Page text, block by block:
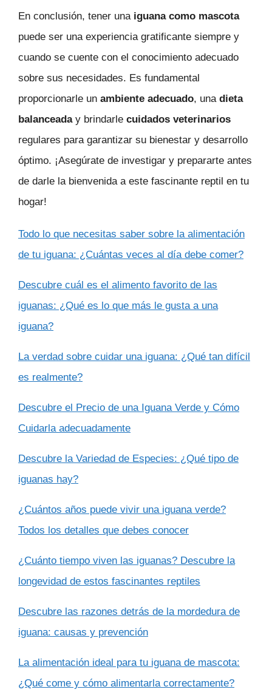
En conclusión, tener una iguana como mascota
puede ser una experiencia gratificante siempre y
cuando se cuente con el conocimiento adecuado
sobre sus necesidades. Es fundamental
proporcionarle un ambiente adecuado, una dieta
balanceaday brindarle cuidados veterinarios
regulares para garantizar su bienestar y desarrollo
óptimo. ¡Asegúrate de investigar y prepararte antes
de darle la bienvenida a este fascinante reptil en tu
hogar!
Todo lo que necesitas saber sobre la alimentación
de tu iguana: ¿Cuántas veces al día debe comer?
Descubre cuál es el alimento favorito de las
iguanas: ¿Qué es lo que más le gusta a una
iguana?
La verdad sobre cuidar una iguana: ¿Qué tan difícil
es realmente?
Descubre el Precio de una Iguana Verde y Cómo
Cuidarla adecuadamente
Descubre la Variedad de Especies: ¿Qué tipo de
iguanas hay?
¿Cuántos años puede vivir una iguana verde?
Todos los detalles que debes conocer
¿Cuánto tiempo viven las iguanas? Descubre la
longevidad de estos fascinantes reptiles
Descubre las razones detrás de la mordedura de
iguana: causas y prevención
La alimentación ideal para tu iguana de mascota:
¿Qué come y cómo alimentarla correctamente?